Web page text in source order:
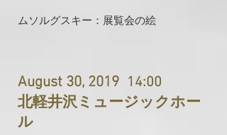
ムソルグスキー：展覧会の絵
August 30, 2019 14:00
北軽井沢ミュージックホー
ル